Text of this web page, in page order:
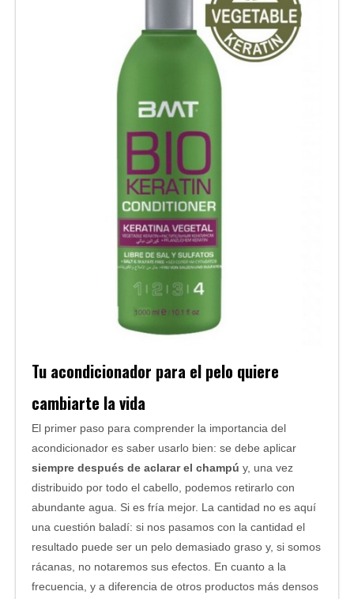
Tu acondicionador para el pelo quiere
cambiarte la vida
El primer paso para comprender la importancia del
acondicionador es saber usarlo bien: se debe aplicar
siempre después de aclarar el champú y, una vez
distribuido por todo el cabello, podemos retirarlo con
abundante agua. Si es fría mejor. La cantidad no es aquí
una cuestión baladí: si nos pasamos con la cantidad el
resultado puede ser un pelo demasiado graso y, si somos
rácanas, no notaremos sus efectos. En cuanto a la
frecuencia, y a diferencia de otros productos más densos